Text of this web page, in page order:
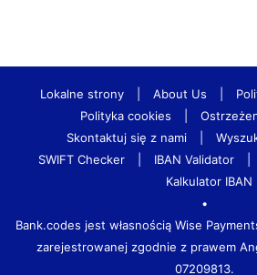
Lokalne strony About Us
Polityka cookies
Skontaktuj się z nami
SWIFT Checker
IBAN Validator
Kalkulator IBAN
•
Bank.codes jest własnością Wise
zarejestrowanej zgodnie z prawem
07209813.